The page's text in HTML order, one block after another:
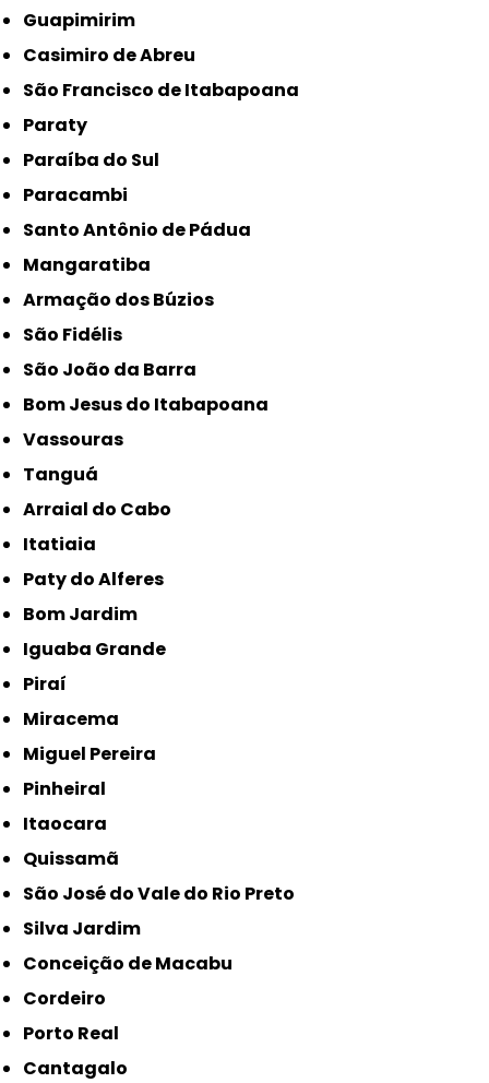
Guapimirim
Casimiro de Abreu
São Francisco de Itabapoana
Paraty
Paraíba do Sul
Paracambi
Santo Antônio de Pádua
Mangaratiba
Armação dos Búzios
São Fidélis
São João da Barra
Bom Jesus do Itabapoana
Vassouras
Tanguá
Arraial do Cabo
Itatiaia
Paty do Alferes
Bom Jardim
Iguaba Grande
Piraí
Miracema
Miguel Pereira
Pinheiral
Itaocara
Quissamã
São José do Vale do Rio Preto
Silva Jardim
Conceição de Macabu
Cordeiro
Porto Real
Cantagalo